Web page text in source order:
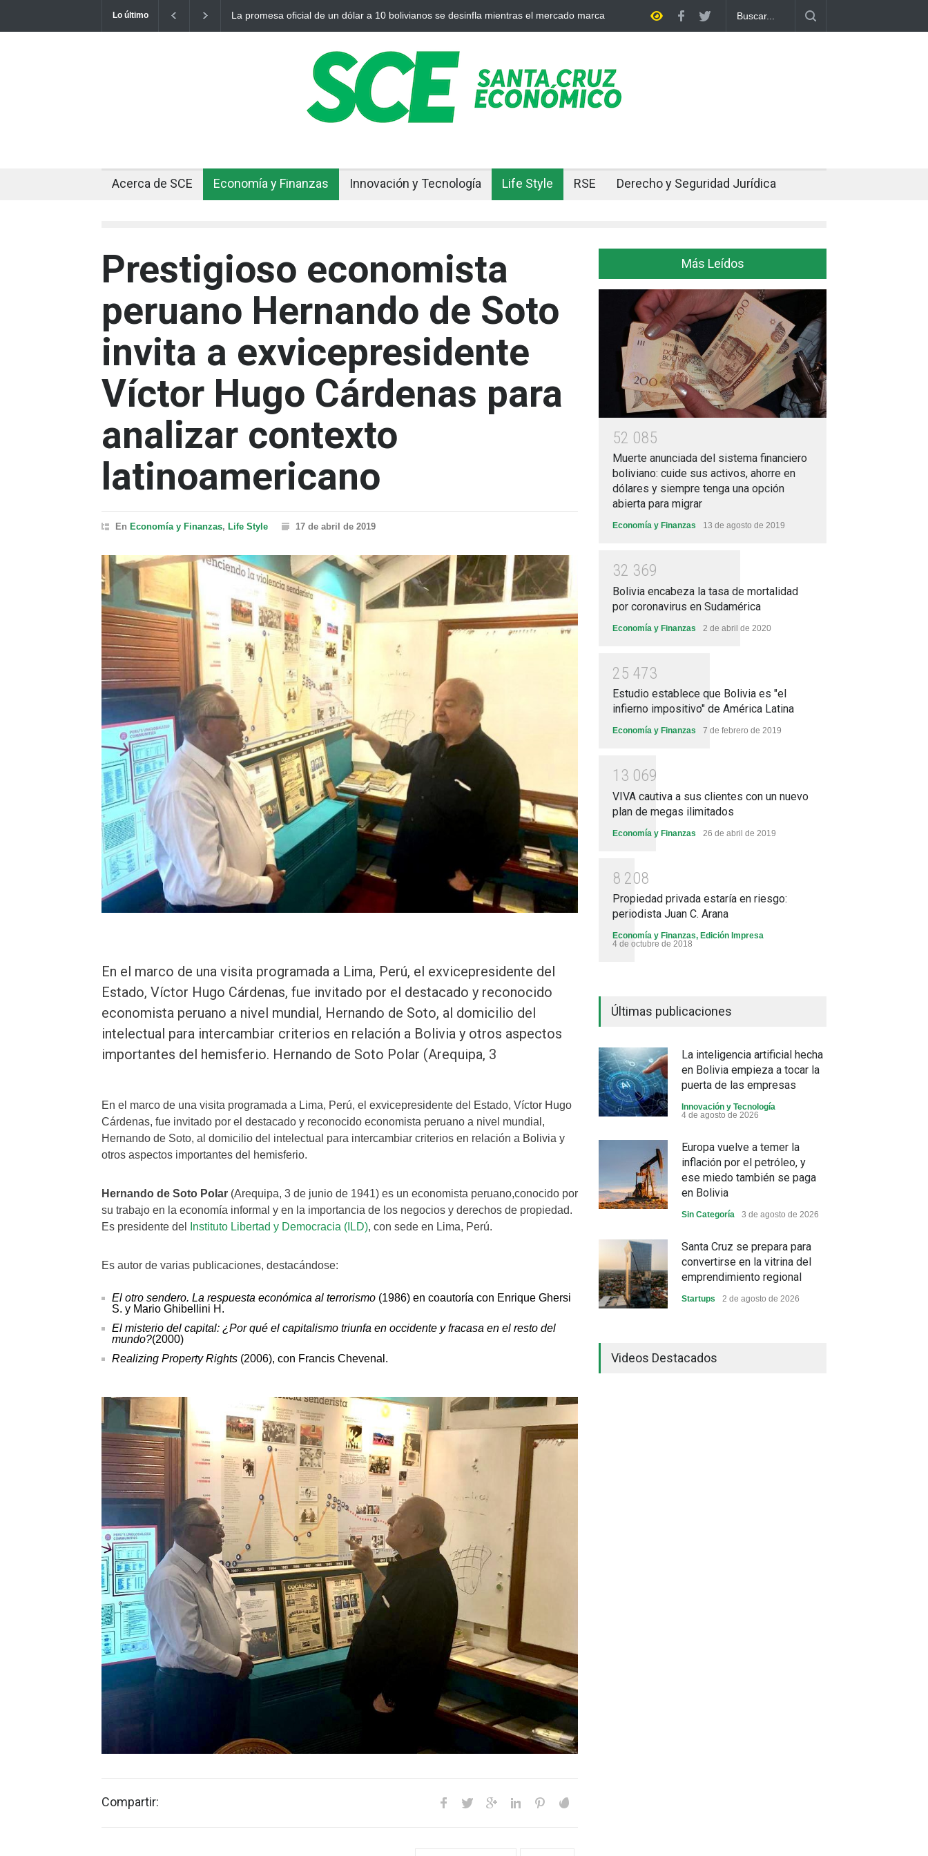
Lo último Cuando el oro y la plata se enfrían afuera, Bolivia siente el golpe en casa
Bolivia rompe dos décadas de distancia con el FMI y pone a prueba su propio
Acerca de SCE Economía y Finanzas Innovación y Tecnología Life Style RSE Derecho y Seguridad Jurídica
Prestigioso economista
peruano Hernando de Soto
invita a exvicepresidente
Víctor Hugo Cárdenas para
analizar contexto
latinoamericano
En Economía y Finanzas, Life Style 17 de abril de 2019
En el marco de una visita programada a Lima, Perú, el exvicepresidente del
Estado, Víctor Hugo Cárdenas, fue invitado por el destacado y reconocido
economista peruano a nivel mundial, Hernando de Soto, al domicilio del
intelectual para intercambiar criterios en relación a Bolivia y otros aspectos
importantes del hemisferio. Hernando de Soto Polar (Arequipa, 3
En el marco de una visita programada a Lima, Perú, el exvicepresidente del Estado, Víctor Hugo
Cárdenas, fue invitado por el destacado y reconocido economista peruano a nivel mundial,
Hernando de Soto, al domicilio del intelectual para intercambiar criterios en relación a Bolivia y
otros aspectos importantes del hemisferio.
Hernando de Soto Polar (Arequipa, 3 de junio de 1941) es un economista peruano,conocido por
su trabajo en la economía informal y en la importancia de los negocios y derechos de propiedad.
Es presidente del
Instituto Libertad y Democracia (ILD), con sede en Lima, Perú.
Es autor de varias publicaciones, destacándose:
El otro sendero. La respuesta económica al terrorismo (1986) en coautoría con Enrique Ghersi
S. y Mario Ghibellini H.
El misterio del capital: ¿Por qué el capitalismo triunfa en occidente y fracasa en el resto del
mundo?(2000)
Realizing Property Rights (2006), con Francis Chevenal.
Compartir:
Más Leídos
52 085
Muerte anunciada del sistema financiero
boliviano: cuide sus activos, ahorre en
dólares y siempre tenga una opción
abierta para migrar
Economía y Finanzas 13 de agosto de 2019
32 369
Bolivia encabeza la tasa de mortalidad
por coronavirus en Sudamérica
Economía y Finanzas 2 de abril de 2020
25 473
Estudio establece que Bolivia es "el
infierno impositivo" de América Latina
Economía y Finanzas 7 de febrero de 2019
1 3 069
VIVA cautiva a sus clientes con un nuevo
plan de megas ilimitados
Economía y Finanzas 26 de abril de 2019
8 208
Propiedad privada estaría en riesgo:
periodista Juan C. Arana
Economía y Finanzas, Edición Impresa
4 de octubre de 2018
Últimas publicaciones
La inteligencia artificial hecha
en Bolivia empieza a tocar la
puerta de las empresas
Innovación y Tecnología
4 de agosto de 2026
Europa vuelve a temer la
inflación por el petróleo, y
ese miedo también se paga
en Bolivia
Sin Categoría 3 de agosto de 2026
Santa Cruz se prepara para
convertirse en la vitrina del
emprendimiento regional
Startups 2 de agosto de 2026
industrial y el golpe puede
Videos Destacados